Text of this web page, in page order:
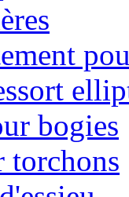
bogies
torchons